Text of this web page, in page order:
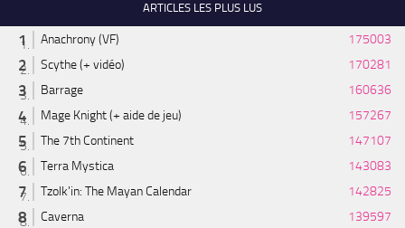
ARTICLES LES PLUS LUS
Anachrony (VF)
175003
Scythe (+ vidéo)
170281
Barrage
160636
Mage Knight (+ aide de jeu)
157267
The 7th Continent
147107
Terra Mystica
143083
Tzolk'in: The Mayan Calendar
142825
Caverna
139597